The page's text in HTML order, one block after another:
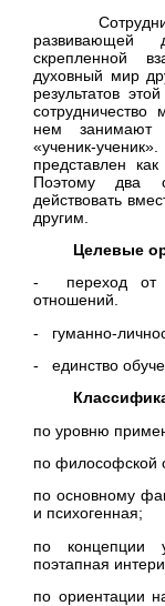
развивающей
скрепленной
духовный мир
результатов
нем занимают
«ученик-
представлен
Поэтому два
действовать
другим.
Целевые
- переход от
отношений.
- гуманно-
- единство
по уровню
по философской
по основному
и психогенная;
по концепции
поэтапная
по ориентации